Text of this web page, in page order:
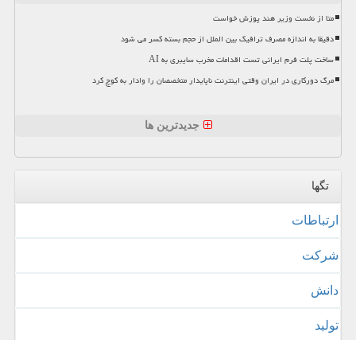
متا از نخست وزیر هند پوزش خواست
دقیقا به اندازه مصرف ترافیک بین الملل از حجم بسته کسر می شود
ساخت پلت فرم ایرانی تست اقدامات مخرب سایبری به AI
مرگ دورکاری در ایران وقتی اینترنت ناپایدار متخصصان را وادار به کوچ کرد
جدیدترین ها
تگها
ارتباطات
شركت
دانش
تولید